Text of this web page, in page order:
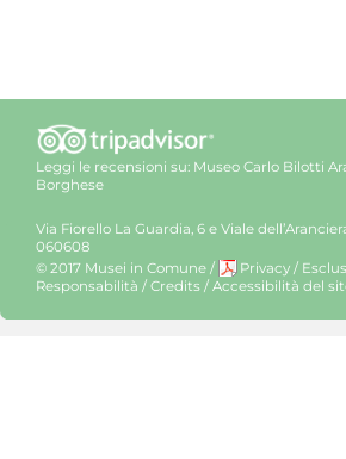
Leggi le recensioni su: Museo Carlo Bilotti
Borghese
Via Fiorello La Guardia, 6 e Viale
060608
© 2017 Musei in Comune / Privacy /
Responsabilità / Credits / Accessibilità del